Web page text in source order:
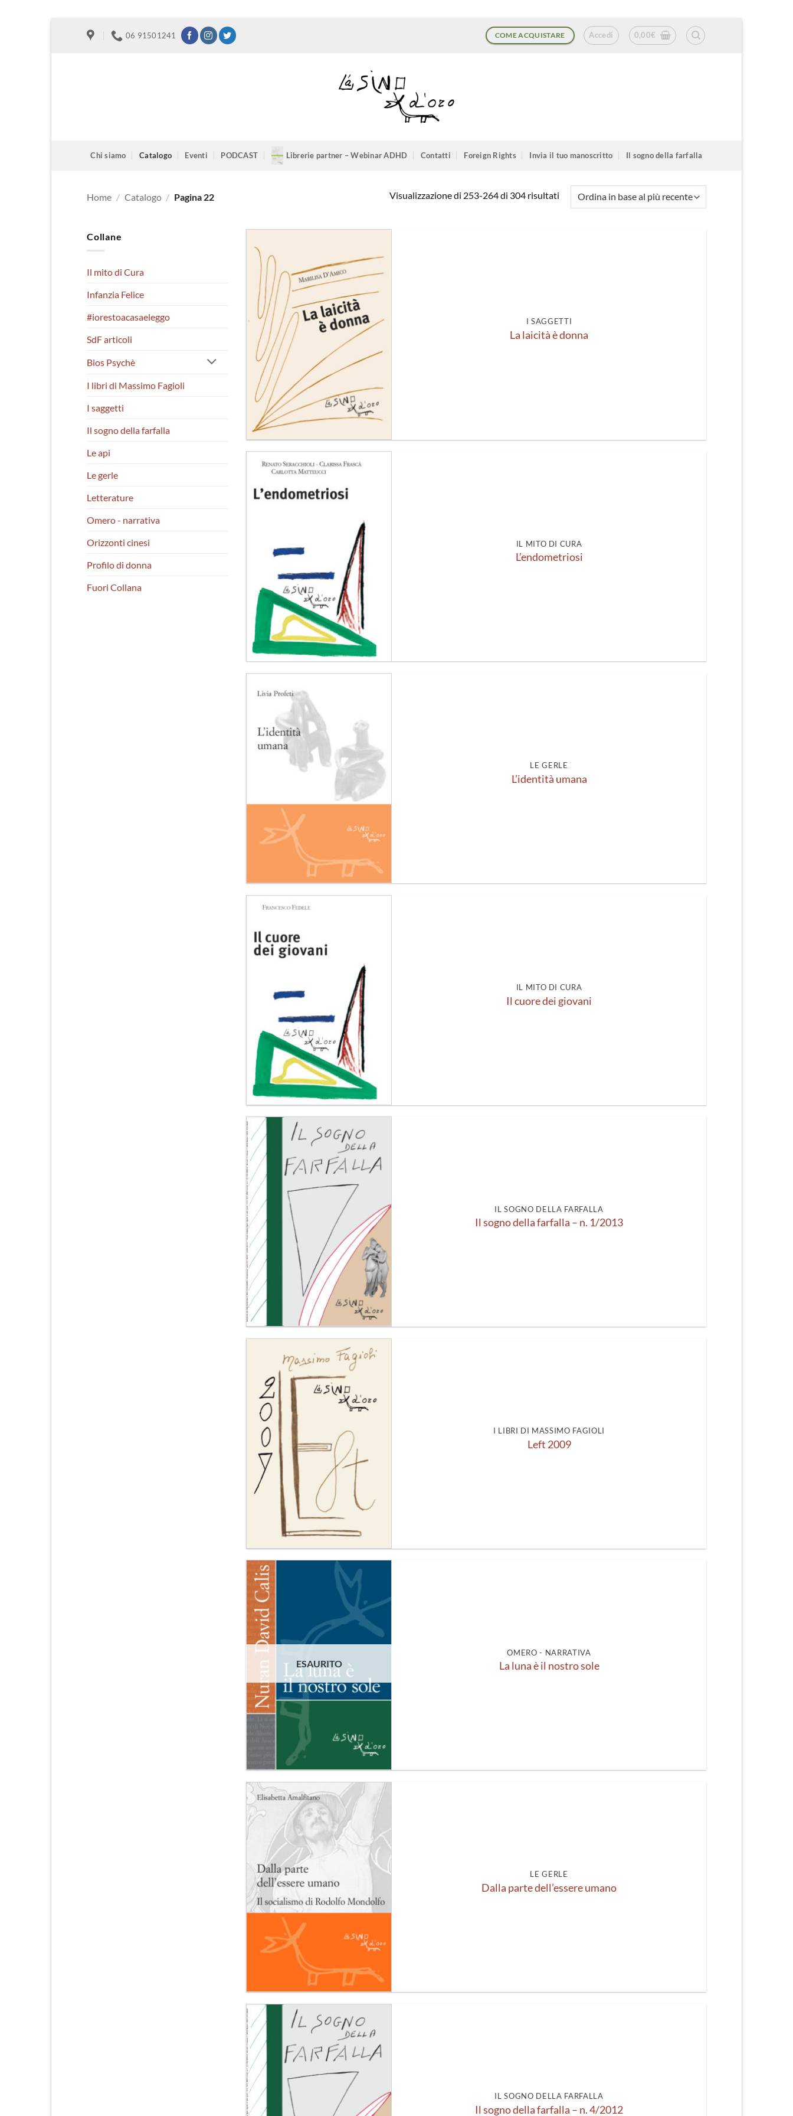
06 91501241 COME ACQUISTARE Accedi 0,00€
Chi siamo Catalogo Eventi PODCAST Librerie partner – Webinar ADHD Contatti Foreign Rights Invia il tuo manoscritto Il sogno della farfalla
Home / Catalogo / Pagina 22 Visualizzazione di 253-264 di 304 risultatiOrdina
Collane
Il mito di Cura
Infanzia Felice
#iorestoacasaeleggo
SdF articoli
Bios Psychè
I libri di Massimo Fagioli
I saggetti
Il sogno della farfalla
Le api
Le gerle
Letterature
Omero - narrativa
Orizzonti cinesi
Profilo di donna
Fuori Collana
Aggiungi
dei
I SAGGETTI
La laicità è donna
IL MITO DI CURA
L’endometriosi
desideri
LE GERLE
L’identità umana
IL MITO DI CURA
Il cuore dei giovani
Aggiungi
alla lista
dei
desideri
IL SOGNO DELLA FARFALLA
Il sogno della farfalla – n. 1/2013
desideri
I LIBRI DI MASSIMO FAGIOLI
Left 2009
alla lista
dei
desideri
ESAURITO
OMERO - NARRATIVA
La luna è il nostro sole
Aggiungi
alla lista
dei
desideri
LE GERLE
Dalla parte dell’essere umano
Aggiungi
alla lista
dei
desideri
IL SOGNO DELLA FARFALLA
Il sogno della farfalla – n. 4/2012